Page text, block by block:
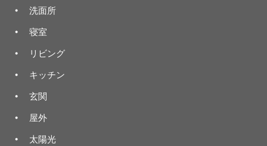
洗面所
寝室
リビング
キッチン
玄関
屋外
太陽光